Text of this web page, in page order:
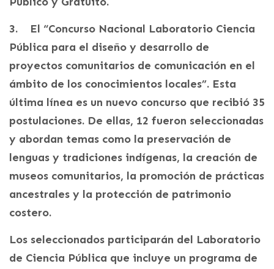
3. El “Concurso Nacional Laboratorio Ciencia
Pública para el diseño y desarrollo de
proyectos comunitarios de comunicación en el
ámbito de los conocimientos locales”. Esta
última línea es un nuevo concurso que recibió 35
postulaciones. De ellas, 12 fueron seleccionadas
y abordan temas como la preservación de
lenguas y tradiciones indígenas, la creación de
museos comunitarios, la promoción de prácticas
ancestrales y la protección de patrimonio
costero.
Los seleccionados participarán del Laboratorio
de Ciencia Pública que incluye un programa de